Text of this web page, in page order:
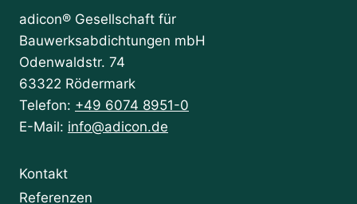
adicon® Gesellschaft für
Bauwerksabdichtungen mbH
Odenwaldstr. 74
63322 Rödermark
Telefon: +49 6074 8951-0
E-Mail: info@adicon.de
Kontakt
Referenzen